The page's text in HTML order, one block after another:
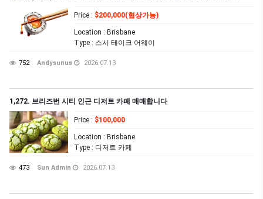
Price : $200,000(협상가능)
Location : Brisbane
Type : 스시 테이크 어웨이
752 Andysunus 2026.07.13
1,272. 브리즈번 시티 인근 디저트 카페 매매합니다
Price : $100,000
Location : Brisbane
Type : 디저트 카페
473 Sun Admin 2026.07.13